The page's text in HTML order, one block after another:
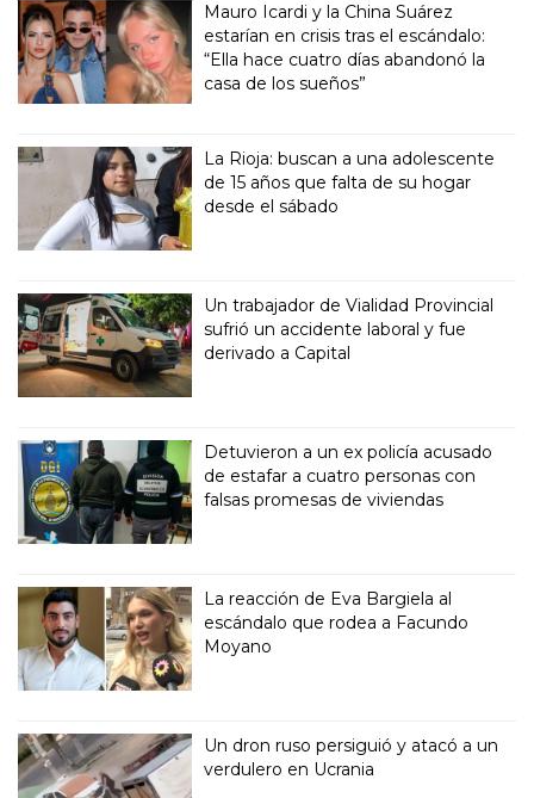
Mauro Icardi y la China Suárez
estarían en crisis tras el escándalo:
“Ella hace cuatro días abandonó la
casa de los sueños”
La Rioja: buscan a una adolescente
de 15 años que falta de su hogar
desde el sábado
Un trabajador de Vialidad Provincial
sufrió un accidente laboral y fue
derivado a Capital
Detuvieron a un ex policía acusado
de estafar a cuatro personas con
falsas promesas de viviendas
La reacción de Eva Bargiela al
escándalo que rodea a Facundo
Moyano
Un dron ruso persiguió y atacó a un
verdulero en Ucrania